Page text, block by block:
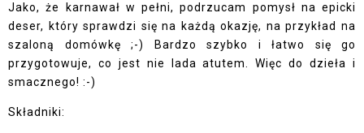
Jako, że karnawał w pełni, podrzucam pomysł na epicki
deser, który sprawdzi się na każdą okazję, na przykład na
szaloną domówkę ;-) Bardzo szybko i łatwo się go
przygotowuje, co jest nie lada atutem. Więc do dzieła i
smacznego! :-)
Składniki: